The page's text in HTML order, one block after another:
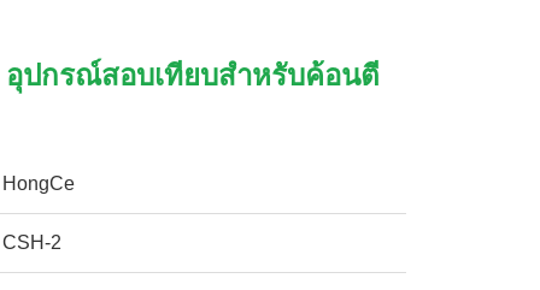
อุปกรณ์สอบเทียบสำหรับค้อนตี
HongCe
CSH-2